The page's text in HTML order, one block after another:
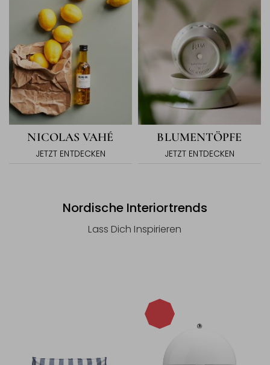
NICOLAS VAHÉ
JETZT ENTDECKEN
BLUMENTÖPFE
JETZT ENTDECKEN
Nordische Interiortrends
Lass Dich Inspirieren